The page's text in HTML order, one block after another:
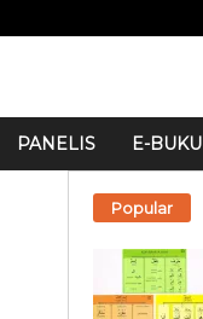
PANELIS E-BUKU
Popular